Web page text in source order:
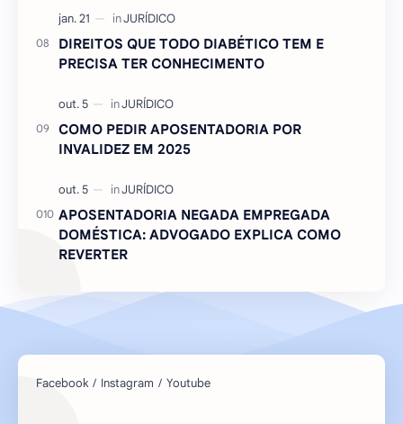
DIREITOS QUE TODO DIABÉTICO TEM E
PRECISA TER CONHECIMENTO
COMO PEDIR APOSENTADORIA POR
INVALIDEZ EM 2025
APOSENTADORIA NEGADA EMPREGADA
DOMÉSTICA: ADVOGADO EXPLICA COMO
REVERTER